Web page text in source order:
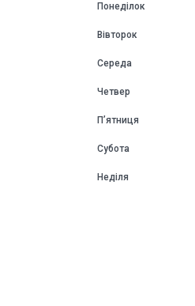
Понеділок
Вівторок
Середа
Четвер
Пʼятниця
Субота
Неділя